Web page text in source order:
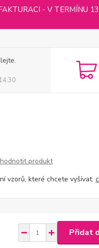
- V TERMÍNU
produkt
vzorů, které chcete vyšívat.
Přidat